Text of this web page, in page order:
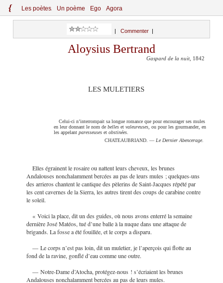
{ Les poètes Un poème Ego Agora
Commenter
Aloysius Bertrand
Gaspard de la nuit, 1842
LES MULETIERS
Celui-ci n’interrompait sa longue romance que pour encourager ses mules
en leur donnant le nom debelles etvaleureuses , ou pour les gourmander, en
les appelantparesseuses etobstinées
CHATEAUBRIAND. — Le Dernier Abencerage.
Elles égrainent le rosaire ou nattent leurs cheveux, les brunes
Andalouses nonchalamment bercées au pas de leurs mules ; quelques-uns
des arrieros chantent le cantique des pèlerins de Saint-Jacques répété par
les cent cavernes de la Sierra, les autres tirent des coups de carabine contre
le soleil.
« Voici la place, dit un des guides, où nous avons enterré la semaine
dernière José Matéos, tué d’une balle à la nuque dans une attaque de
brigands. La fosse a été fouillée, et le corps a disparu.
— Le corps n’est pas loin, dit un muletier, je l’aperçois qui flotte au
fond de la ravine, gonflé d’eau comme une outre.
— Notre-Dame d’Atocha, protégez-nous ! s’écriaient les brunes
Andalouses nonchalamment bercées au pas de leurs mules.